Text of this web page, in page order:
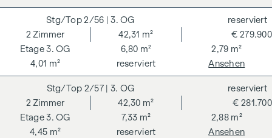
2/56 | 3. OG
3. OG
2Zimmer
42,31 m²
6,80 m²
2,79 m²
4,01 m²
€ 279.900
reserviert
reserviert
Ansehen
2/57 | 3. OG
3. OG
2Zimmer
42,30 m²
7,33 m²
2,88 m²
4,45 m²
€ 281.700
reserviert
reserviert
Ansehen